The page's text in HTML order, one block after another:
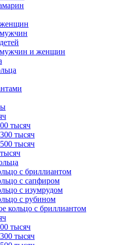
и женщин
тысяч
тысяч
тысяч
с бриллиантом
с сапфиром
с изумрудом
с рубином
кольцо с бриллиантом
тысяч
тысяч